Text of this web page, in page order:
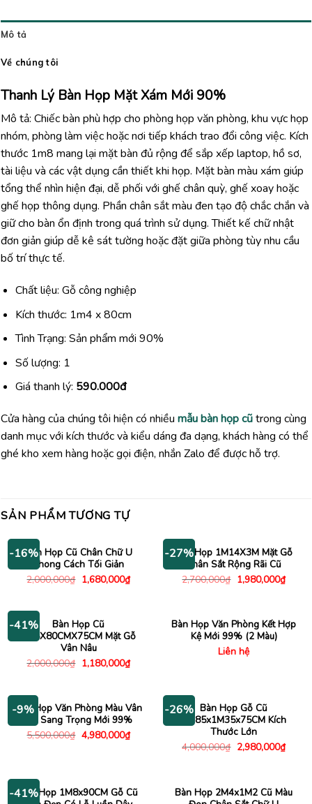
Mô tả
Về chúng tôi
Thanh Lý Bàn Họp Mặt Xám Mới 90%
Mô tả: Chiếc bàn phù hợp cho phòng họp văn phòng, khu vực họp
nhóm, phòng làm việc hoặc nơi tiếp khách trao đổi công việc. Kích
thước 1m8 mang lại mặt bàn đủ rộng để sắp xếp laptop, hồ sơ,
tài liệu và các vật dụng cần thiết khi họp. Mặt bàn màu xám giúp
tổng thể nhìn hiện đại, dễ phối với ghế chân quỳ, ghế xoay hoặc
ghế họp thông dụng. Phần chân sắt màu đen tạo độ chắc chắn và
giữ cho bàn ổn định trong quá trình sử dụng. Thiết kế chữ nhật
đơn giản giúp dễ kê sát tường hoặc đặt giữa phòng tùy nhu cầu
bố trí thực tế.
Chất liệu: Gỗ công nghiệp
Kích thước: 1m4 x 80cm
Tình Trạng: Sản phẩm mới 90%
Số lượng: 1
Giá thanh lý: 590.000đ
Cửa hàng của chúng tôi hiện có nhiều mẫu bàn họp cũtrong cùng
danh mục với kích thước và kiểu dáng đa dạng, khách hàng có thể
ghé kho xem hàng hoặc gọi điện, nhắn Zalo để được hỗ trợ.
SẢN PHẨM TƯƠNG TỰ
-16%Bàn Họp Cũ Chân Chữ U
Phong Cách Tối Giản
2,000,000₫ Giá
gốc
1,680,000₫Giá
hiện
-27%
Bàn Họp 1M14X3M Mặt Gỗ
Chân Sắt Rộng Rãi Cũ
2,700,000₫ Giá
gốc
1,980,000₫Giá
hiện
-41%
Bàn Họp Cũ
2M5X80CMX75CM Mặt Gỗ
Vân Nâu
2,000,000₫ Giá
gốc
1,180,000₫Giá
hiện
1,180,000₫.
Bàn Họp Văn Phòng Kết Hợp
Kệ Mới 99% (2 Màu)
Liên hệ
-9%
Bàn Họp Văn Phòng Màu Vân
Gỗ Sang Trọng Mới 99%
5,500,000₫ Giá
gốc
4,980,000₫Giá
hiện
-26% Bàn Họp Gỗ Cũ
2M85x1M35x75CM Kích
Thước Lớn
4,000,000₫ Giá
gốc
2,980,000₫Giá
hiện
-41%
Bàn Họp 1M8x90CM Gỗ Cũ
Bàn Họp 2M4x1M2 Cũ Màu